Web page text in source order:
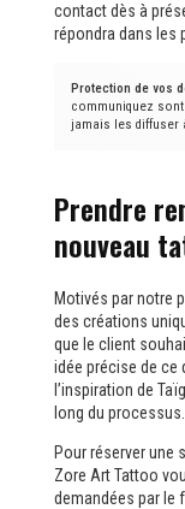
contact dès à
répondra dans les
Protection de vos
communiquez
jamais les diffuser
Prendre
nouveau
Motivés par notre
des créations
que le client
idée précise de ce
l’inspiration de
long du processus.
Pour réserver une
Zore Art Tattoo
demandées par le